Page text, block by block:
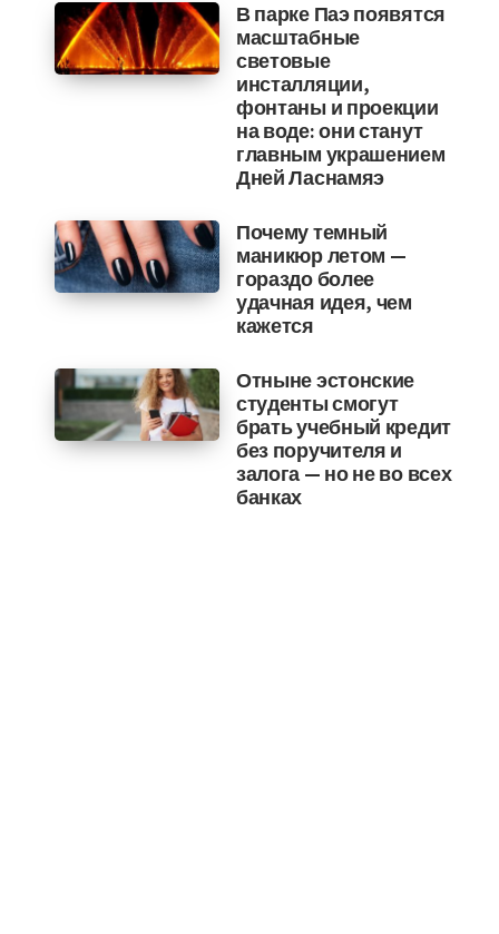
В парке Паэ появятся
масштабные
световые
инсталляции,
фонтаны и проекции
на воде: они станут
главным украшением
Дней Ласнамяэ
Почему темный
маникюр летом —
гораздо более
удачная идея, чем
кажется
Отныне эстонские
студенты смогут
брать учебный кредит
без поручителя и
залога — но не во всех
банках